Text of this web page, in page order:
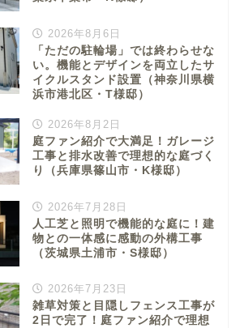
2026年8月6日
「ただの駐輪場」では終わらせな
い。機能とデザインを両立したサ
イクルスタンド設置（神奈川県横
浜市港北区・T様邸）
2026年8月2日
庭ファン紹介で大満足！ガレージ
工事と排水改善で理想的な庭づく
り（兵庫県篠山市・K様邸）
2026年7月28日
人工芝と照明で機能的な庭に！建
物との一体感に感動の外構工事
（茨城県土浦市・S様邸）
2026年7月23日
雑草対策と目隠しフェンス工事が
2日で完了！庭ファン紹介で理想